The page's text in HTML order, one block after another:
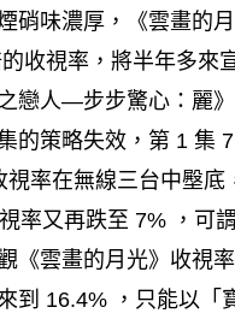
硝味濃厚，《雲畫的
收視率，將半年多來
戀人—步步驚心：麗
的策略失效，第 1 集
視率在無線三台中壂底
率又再跌至 7% ，可
《雲畫的月光》收視
到 16.4% ，只能以「